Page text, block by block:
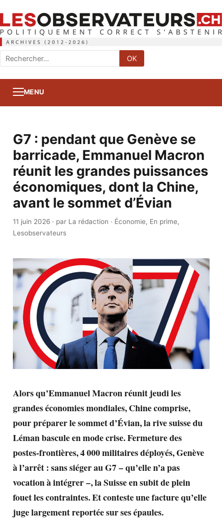
Rechercher
:
OK
MENU
G7 : pendant que Genève se
barricade, Emmanuel Macron
réunit les grandes puissances
économiques, dont la Chine,
avant le sommet d’Évian
11 juin 2026· par La rédaction · Économie, En prime,
Lesobservateurs
Alors qu’Emmanuel Macron réunit jeudi les
grandes économies mondiales, Chine comprise,
pour préparer le sommet d’Évian, la rive suisse du
Léman bascule en mode crise. Fermeture des
postes-frontières, 4 000 militaires déployés, Genève
à l’arrêt : sans siéger au G7 − qu’elle n’a pas
vocation à intégrer −, la Suisse en subit de plein
fouet les contraintes. Et conteste une facture qu’elle
juge largement reportée sur ses épaules.